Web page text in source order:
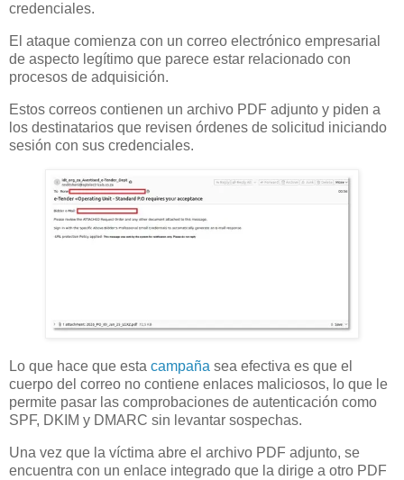
credenciales.
El ataque comienza con un correo electrónico empresarial
de aspecto legítimo que parece estar relacionado con
procesos de adquisición.
Estos correos contienen un archivo PDF adjunto y piden a
los destinatarios que revisen órdenes de solicitud iniciando
sesión con sus credenciales.
Lo que hace que esta campaña sea efectiva es que el
cuerpo del correo no contiene enlaces maliciosos, lo que le
permite pasar las comprobaciones de autenticación como
SPF, DKIM y DMARC sin levantar sospechas.
Una vez que la víctima abre el archivo PDF adjunto, se
encuentra con un enlace integrado que la dirige a otro PDF